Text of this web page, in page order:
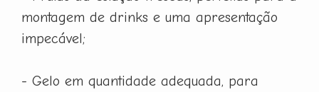
montagem de drinks e uma apresentação
impecável;
- Gelo em quantidade adequada, para